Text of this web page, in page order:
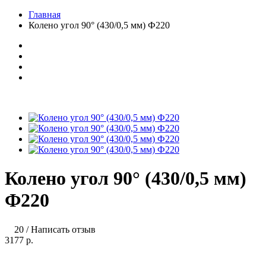
Главная
Колено угол 90° (430/0,5 мм) Ф220
Колено угол 90° (430/0,5 мм)
Ф220
20 /Написать отзыв
3177 р.